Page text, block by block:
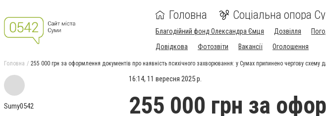
Головна Соціальна опора
Благодійний фонд Олександра Ємця Дозвілля
Довідкова
Фотозвіти Вакансії Оголошення
Головна 255 000 грн за оформлення документів про наявність психічного захворювання: у Сумах припинено чергову схему
Sumy0542
16:14, 11 вересня 2025 р.
255 000 грн за